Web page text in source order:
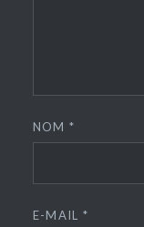
NOM*
E-MAIL *